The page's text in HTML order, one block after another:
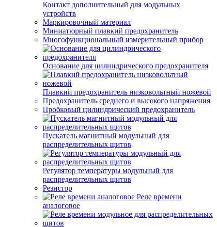
Контакт дополнительный для модульных
устройств
Маркировочный материал
Миниатюрный плавкий предохранитель
Многофункциональный измерительный прибор
Основание для цилиндрического предохранителя
Плавкий предохранитель низковольтный ножевой
Предохранитель среднего и высокого напряжения
Пробковый цилиндрический предохранитель
Пускатель магнитный модульный для
распределительных щитов
Регулятор температуры модульный для
распределительных щитов
Резистор
Реле времени
аналоговое